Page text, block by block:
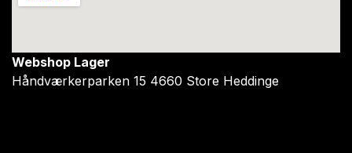
Webshop Lager
Håndværkerparken 15 4660 Store Heddinge